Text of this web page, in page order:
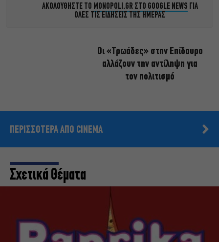
ΑΚΟΛΟΥΘΗΣΤΕ ΤΟ MONOPOLI.GR ΣΤΟ GOOGLE NEWS ΓΙΑ
ΟΛΕΣ ΤΙΣ ΕΙΔΗΣΕΙΣ ΤΗΣ ΗΜΕΡΑΣ
Οι «Τρωάδες» στην Επίδαυρο
αλλάζουν την αντίληψη για
τον πολιτισμό
ΠΕΡΙΣΣΟΤΕΡΑ ΑΠΟ CINEMA
Σχετικά Θέματα